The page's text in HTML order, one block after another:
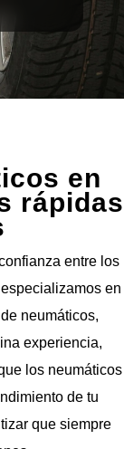
en
rápidas
entre los
en
neumáticos,
experiencia,
los neumáticos
de tu
que siempre